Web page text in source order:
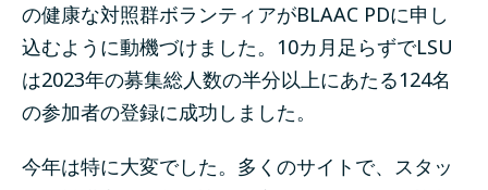
の健康な対照群ボランティアがBLAAC PDに申し
込むように動機づけました。10カ月足らずでLSU
は2023年の募集総人数の半分以上にあたる124名
の参加者の登録に成功しました。
今年は特に大変でした。多くのサイトで、スタッ